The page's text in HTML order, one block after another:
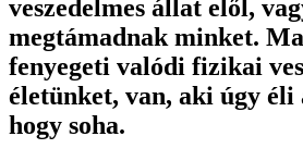
veszedelmes állat elől,
megtámadnak minket.
fenyegeti valódi fizikai
életünket, van, aki úgy éli
hogy soha.